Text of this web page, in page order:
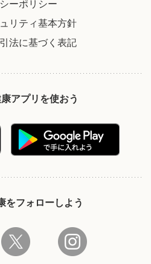
ーポリシー
リティ基本方針
法に基づく表記
アプリを使おう
をフォローしよう